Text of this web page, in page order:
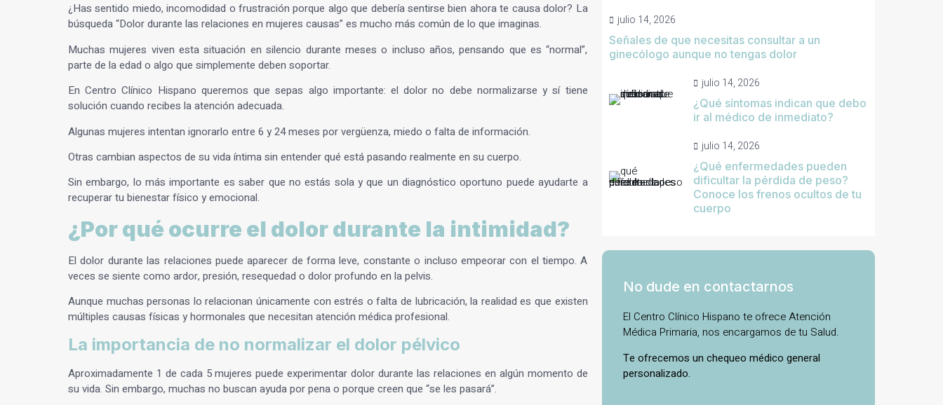
¿Has sentido miedo, incomodidad o frustración porque algo que debería sentirse bien ahora te causa dolor? La
búsqueda “Dolor durante las relaciones en mujeres causas” es mucho más común de lo que imaginas.
Muchas mujeres viven esta situación en silencio durante meses o incluso años, pensando que es “normal”,
parte de la edad o algo que simplemente deben soportar.
En Centro Clínico Hispano queremos que sepas algo importante: el dolor no debe normalizarse y sí tiene
solución cuando recibes la atención adecuada.
Algunas mujeres intentan ignorarlo entre 6 y 24 meses por vergüenza, miedo o falta de información.
Otras cambian aspectos de su vida íntima sin entender qué está pasando realmente en su cuerpo.
Sin embargo, lo más importante es saber que no estás sola y que un diagnóstico oportuno puede ayudarte a
recuperar tu bienestar físico y emocional.
¿Por qué ocurre el dolor durante la intimidad?
El dolor durante las relaciones puede aparecer de forma leve, constante o incluso empeorar con el tiempo. A
veces se siente como ardor, presión, resequedad o dolor profundo en la pelvis.
Aunque muchas personas lo relacionan únicamente con estrés o falta de lubricación, la realidad es que existen
múltiples causas físicas y hormonales que necesitan atención médica profesional.
La importancia de no normalizar el dolor pélvico
Aproximadamente 1 de cada 5 mujeres puede experimentar dolor durante las relaciones en algún momento de
su vida. Sin embargo, muchas no buscan ayuda por pena o porque creen que “se les pasará”.
julio 14, 2026
Señales de que necesitas consultar a un
ginecólogo aunque no tengas dolor
julio 14, 2026
¿Qué síntomas indican que debo
ir al médico de inmediato?
julio 14, 2026
¿Qué enfermedades pueden
dificultar la pérdida de peso?
Conoce los frenos ocultos de tu
cuerpo
No dude en contactarnos
El Centro Clínico Hispano te ofrece Atención
Médica Primaria, nos encargamos de tu Salud.
Te ofrecemos un chequeo médico general
personalizado.